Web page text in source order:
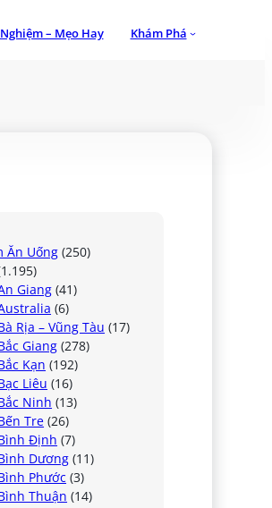
– Mẹo Hay Khám Phá
Ăn Uống (250)
Giang (41)
(6)
Rịa – Vũng Tàu (17)
Giang (278)
Kạn (192)
Liêu (16)
Ninh (13)
Tre (26)
Định (7)
Dương (11)
Phước (3)
Thuận (14)